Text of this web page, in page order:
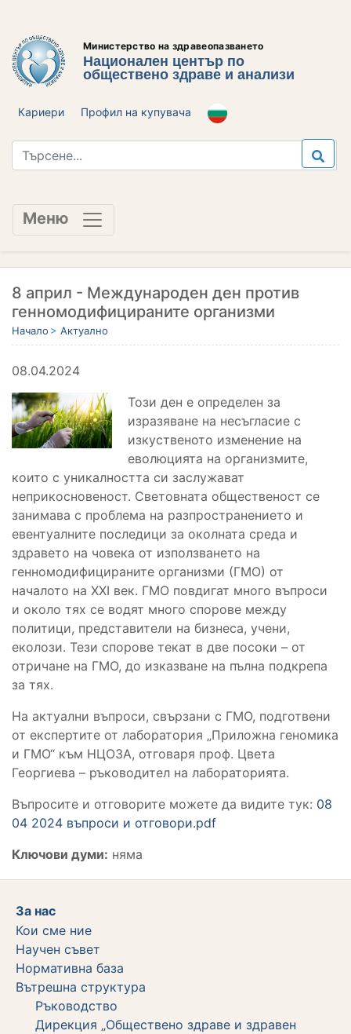
Министерство на здравеопазването
Национален център по
обществено здраве и анализи
Кариери Профил на купувача
Меню
8 април - Международен ден против
генномодифицираните организми
Начало Актуално
08.04.2024
Този ден е определен за
изразяване на несъгласие с
изкуственото изменение на
еволюцията на организмите,
които с уникалността си заслужават
неприкосновеност. Световната общественост се
занимава с проблема на разпространението и
евентуалните последици за околната среда и
здравето на човека от използването на
генномодифицираните организми (ГМО) от
началото на ХХI век. ГМО повдигат много въпроси
и около тях се водят много спорове между
политици, представители на бизнеса, учени,
еколози. Тези спорове текат в две посоки – от
отричане на ГМО, до изказване на пълна подкрепа
за тях.
На актуални въпроси, свързани с ГМО, подготвени
от експертите от лаборатория „Приложна геномика
и ГМО“ към НЦОЗА, отговаря проф. Цвета
Георгиева – ръководител на лабораторията.
Въпросите и отговорите можете да видите тук: 08
04 2024 въпроси и отговори.pdf
Ключови думи: няма
За нас
Кои сме ние
Научен съвет
Нормативна база
Вътрешна структура
Ръководство
Дирекция „Обществено здраве и здравен